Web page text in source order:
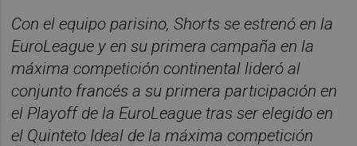
Con el equipo parisino, Shorts se estrenó en la
EuroLeague y en su primera campaña en la
máxima competición continental lideró al
conjunto francés a su primera participación en
el Playoff de la EuroLeague tras ser elegido en
el Quinteto Ideal de la máxima competición